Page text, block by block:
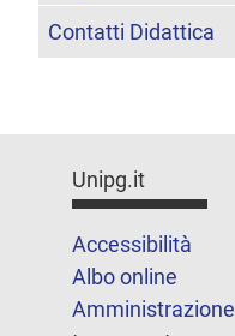
Contatti Didattica
Unipg.it
Accessibilità
Albo online
Amministrazione